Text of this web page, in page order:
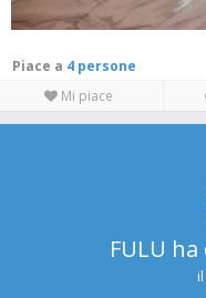
Piace a
4 persone
Mi piace
FULU